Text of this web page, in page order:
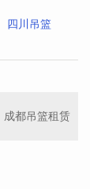
四川吊篮
成都吊篮租赁